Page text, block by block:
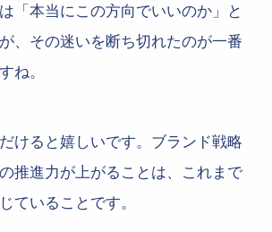
「本当にこの方向でいいのか」と
、その迷いを断ち切れたのが一番
ね。
けると嬉しいです。ブランド戦略
推進力が上がることは、これまで
ていることです。